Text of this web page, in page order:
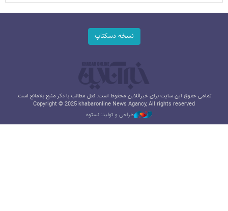
نسخه دسکتاپ
تمامی حقوق این سایت برای خبرآنلاین محفوظ است. نقل مطالب با ذکر منبع بلامانع است.
Copyright © 2025 khabaronline News Agancy, All rights reserved
طراحی و تولید: نستوه